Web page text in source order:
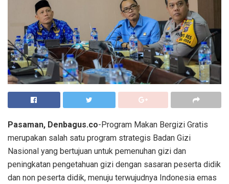
Pasaman, Denbagus.co-Program Makan Bergizi Gratis
merupakan salah satu program strategis Badan Gizi
Nasional yang bertujuan untuk pemenuhan gizi dan
peningkatan pengetahuan gizi dengan sasaran peserta didik
dan non peserta didik, menuju terwujudnya Indonesia emas